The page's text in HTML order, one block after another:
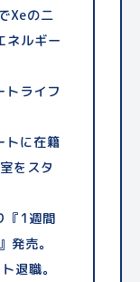
Xeの二
ネルギー
ライフ
トに在籍
をスタ
『1週間
発売。
退職。